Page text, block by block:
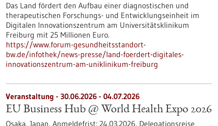
Das Land fördert den Aufbau einer diagnostischen und
therapeutischen Forschungs- und Entwicklungseinheit im
Digitalen Innovationszentrum am Universitätsklinikum
Freiburg mit 25 Millionen Euro.
https://www.forum-gesundheitsstandort-
bw.de/infothek/news-presse/land-foerdert-digitales-
innovationszentrum-am-uniklinikum-freiburg
Veranstaltung - 30.06.2026 - 04.07.2026
EU Business Hub @ World Health Expo 2026
Osaka, Japan, Anmeldefrist: 24.03.2026, Delegationsreise